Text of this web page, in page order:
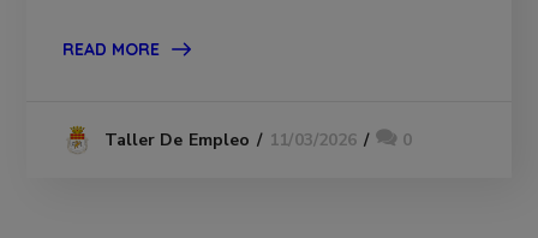
READ MORE
Taller De Empleo 11/03/2026 0